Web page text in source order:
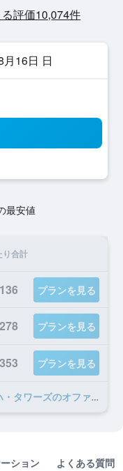
評価10,074​件
月16日 日
最安値
り合計
プランを見る
プランを見る
プランを見る
​その他65​件のグランドホテル・プラハ・タワーズのオファー
ション よくある質問